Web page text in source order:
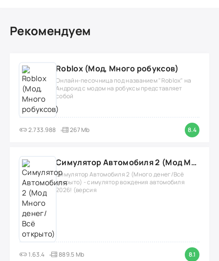
Рекомендуем
Roblox (Мод, Много робуксов)
Онлайн-песочница под названием "Roblox" на
Андроид с модом на робуксы представляет
собой
2.733.988 267 Mb 8.4
Симулятор Автомобиля 2 (Мод Много денег/Всё открыто)
Симулятор Автомобиля 2 (Много денег/Всё
открыто) - симулятор вождения автомобиля
2026! (версия
1.63.4 889.5 Mb 8.1